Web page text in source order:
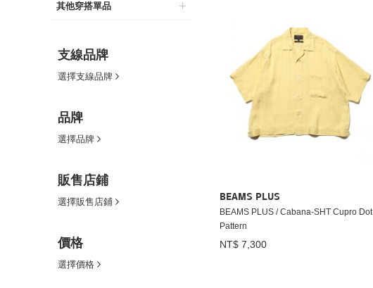
其他穿搭單品
支線品牌
選擇支線品牌
品牌
選擇品牌
販售店鋪
選擇販售店鋪
價格
選擇價格
BEAMS PLUS
BEAMS PLUS / Cabana-SHT Cupro Dot
Pattern
NT$ 7,300